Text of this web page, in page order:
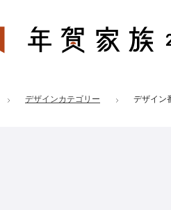
家族 2027
デザインカテゴリー デザイン